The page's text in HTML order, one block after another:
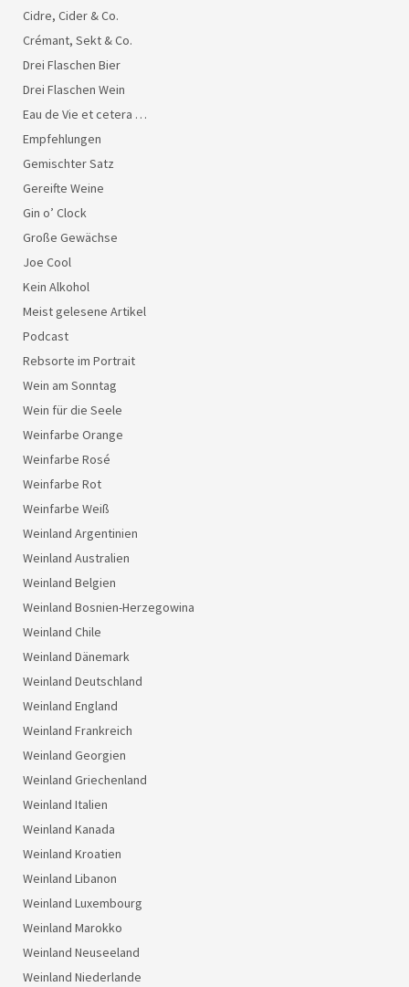
Cidre, Cider & Co.
Crémant, Sekt & Co.
Drei Flaschen Bier
Drei Flaschen Wein
Eau de Vie et cetera …
Empfehlungen
Gemischter Satz
Gereifte Weine
Gin o’ Clock
Große Gewächse
Joe Cool
Kein Alkohol
Meist gelesene Artikel
Podcast
Rebsorte im Portrait
Wein am Sonntag
Wein für die Seele
Weinfarbe Orange
Weinfarbe Rosé
Weinfarbe Rot
Weinfarbe Weiß
Weinland Argentinien
Weinland Australien
Weinland Belgien
Weinland Bosnien-Herzegowina
Weinland Chile
Weinland Dänemark
Weinland Deutschland
Weinland England
Weinland Frankreich
Weinland Georgien
Weinland Griechenland
Weinland Italien
Weinland Kanada
Weinland Kroatien
Weinland Libanon
Weinland Luxembourg
Weinland Marokko
Weinland Neuseeland
Weinland Niederlande